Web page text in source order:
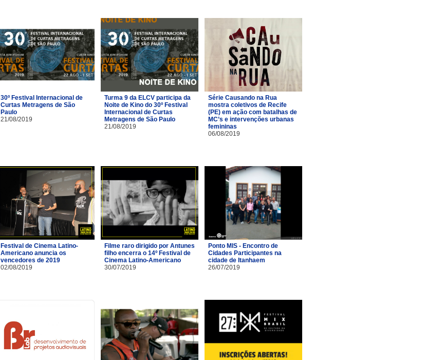
30º Festival Internacional de
Curtas Metragens de São
Paulo
21/08/2019
Turma 9 da ELCV participa da
Noite de Kino do 30º Festival
Internacional de Curtas
Metragens de São Paulo
21/08/2019
Série Causando na Rua
mostra coletivos de Recife
(PE) em ação com batalhas de
MC’s e intervenções urbanas
femininas
06/08/2019
Festival de Cinema Latino-
Americano anuncia os
vencedores de 2019
02/08/2019
Filme raro dirigido por Antunes
filho encerra o 14º Festival de
Cinema Latino-Americano
30/07/2019
Ponto MIS - Encontro de
Cidades Participantes na
cidade de Itanhaem
26/07/2019